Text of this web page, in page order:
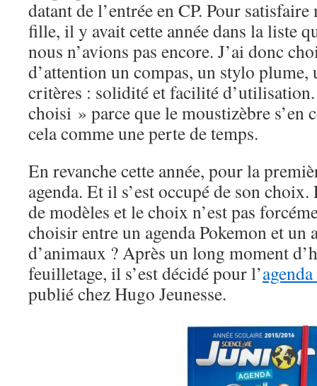
datant de l’entrée en CP. Pour
fille, il y avait cette année dans la liste
nous n’avions pas encore. J’ai donc
d’attention un compas, un stylo plume,
critères : solidité et facilité
choisi » parce que le moustizèbre s’en
cela comme une perte de temps.
En revanche cette année, pour la
agenda. Et il s’est occupé de son
de modèles et le choix n’est pas
choisir entre un agenda Pokemon et un
d’animaux ? Après un long moment
feuilletage, il s’est décidé pour l’
publié chez Hugo Jeunesse.